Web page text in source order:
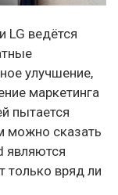
LG ведётся
улучшение,
маркетинга
пытается
можно сказать
являются
только вряд ли